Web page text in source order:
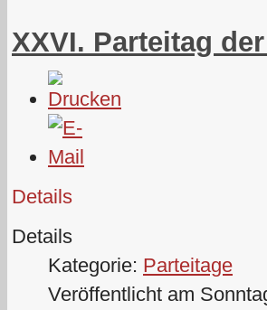
XXVI. Parteitag
Details
Details
Kategorie: Parteitage
Veröffentlicht am